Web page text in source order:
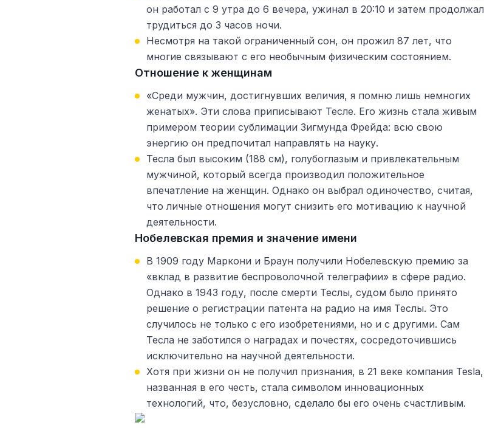
он работал с 9 утра до 6 вечера, ужинал в 20:10 и затем продолжал
трудиться до 3 часов ночи.
Несмотря на такой ограниченный сон, он прожил 87 лет, что
многие связывают с его необычным физическим состоянием.
Отношение к женщинам
«Среди мужчин, достигнувших величия, я помню лишь немногих
женатых». Эти слова приписывают Тесле. Его жизнь стала живым
примером теории сублимации Зигмунда Фрейда: всю свою
энергию он предпочитал направлять на науку.
Тесла был высоким (188 см), голубоглазым и привлекательным
мужчиной, который всегда производил положительное
впечатление на женщин. Однако он выбрал одиночество, считая,
что личные отношения могут снизить его мотивацию к научной
деятельности.
Нобелевская премия и значение имени
В 1909 году Маркони и Браун получили Нобелевскую премию за
«вклад в развитие беспроволочной телеграфии» в сфере радио.
Однако в 1943 году, после смерти Теслы, судом было принято
решение о регистрации патента на радио на имя Теслы. Это
случилось не только с его изобретениями, но и с другими. Сам
Тесла не заботился о наградах и почестях, сосредоточившись
исключительно на научной деятельности.
Хотя при жизни он не получил признания, в 21 веке компания Tesla,
названная в его честь, стала символом инновационных
технологий, что, безусловно, сделало бы его очень счастливым.